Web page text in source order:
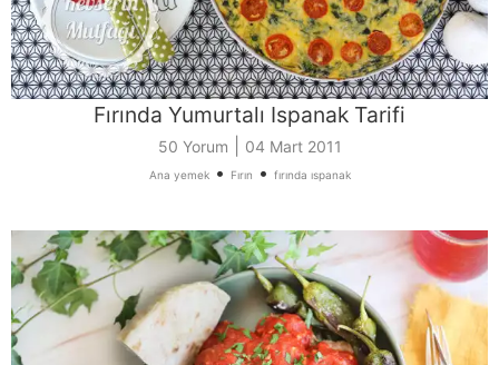
Fırında Yumurtalı Ispanak Tarifi
50 Yorum 04 Mart 2011
Ana yemek• Fırın • fırında ıspanak